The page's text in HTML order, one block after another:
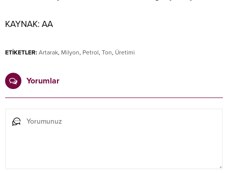
KAYNAK: AA
ETİKETLER: Artarak, Milyon, Petrol, Ton, Üretimi
Yorumlar